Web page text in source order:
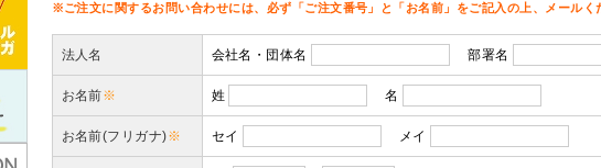
※ご注文に関するお問い合わせには、必ず「ご注文番号」と「お名前」をご記入の上、メール
法人名 会社名・団体名 部署名
お名前※ 姓 名
お名前(フリガナ)※ セイ メイ